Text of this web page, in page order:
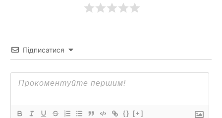
Підписатися
{} [+]